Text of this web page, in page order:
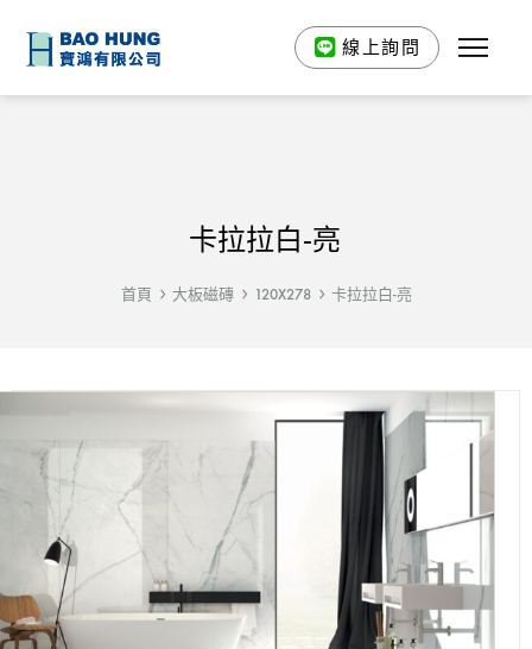
線上詢問
卡拉拉白-亮
首頁 大板磁磚 120X278 卡拉拉白-亮